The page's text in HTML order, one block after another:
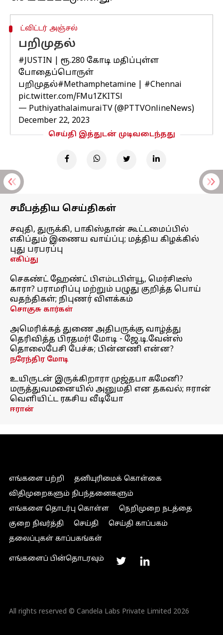
ட்விட்டர் அஞ்சல்
பறிமுதல்
#JUSTIN | ரூ.280 கோடி மதிப்புள்ள
போதைப்பொருள்
பறிமுதல்#Methamphetamine
#Chennai
pic.twitter.com/FMu1ZKITSl
— PuthiyathalaimuraiTV (@PTTVOnlineNews)
December 22, 2023
செய்தி இத்துடன் முடிவடைந்தது
சமீபத்திய செய்திகள்
சவுதி, துருக்கி, பாகிஸ்தான் கூட்டமைப்பில்
எகிப்தும் இணைய வாய்ப்பு; மத்திய கிழக்கில்
புது பரபரப்பு
எகிப்து
செகண்ட் ஹேண்ட் பிஎம்டபிள்யூ, மெர்சிடீஸ்
காரா? பராமரிப்பு மற்றும் பழுது குறித்த பொய்
வதந்திகள்; நிபுணர் விளக்கம்
சொகுசு கார்கள்
அமெரிக்கத் துணை அதிபருக்கு வாழ்த்து
தெரிவித்த பிரதமர்! மோடி - ஜே.டி.வேன்ஸ்
தொலைபேசி பேச்சு; பின்னணி என்ன?
நரேந்திர மோடி
உயிருடன் இருக்கிறாரா முஜ்தபா கமேனி?
மருத்துவமனையில் அனுமதி என தகவல்; ஈரான்
வெளியிட்ட ரகசிய வீடியோ
ஈரான்
எங்களை பற்றி
தனியுரிமைக் கொள்கை
விதிமுறைகளும் நிபந்தனைகளும்
எங்களை தொடர்பு கொள்ள
நெறிமுறை நடத்தை
குறை நிவர்த்தி
செய்தி
செய்தி காப்பகம்
தலைப்புகள் காப்பகங்கள்
எங்களைப் பின்தொடரவும்
All rights reserved © Candela Labs Private Limited 2026